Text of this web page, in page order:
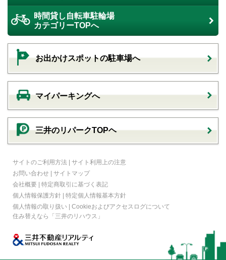
時間貸し自転車駐輪場
カテゴリーTOPへ
お出かけスポットの駐車場へ
マイパーキングへ
三井のリパークTOPヘ
サイトのご利用方法 | サイト利用上の注意
お問い合わせ | サイトマップ
会社概要 | 特定商取引に基づく表記
個人情報保護方針 | 特定個人情報基本方針
個人情報の取り扱い | Cookieおよびアクセスログについて
住み替えなら
「三井のリハウス」